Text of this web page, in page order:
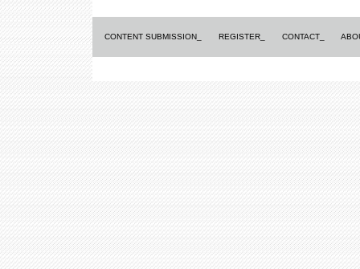
CONTENT SUBMISSION_ REGISTER_ CONTACT_